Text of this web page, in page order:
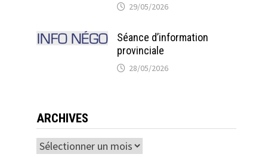
29/05/2026
Séance d’information
provinciale
28/05/2026
ARCHIVES
Archives